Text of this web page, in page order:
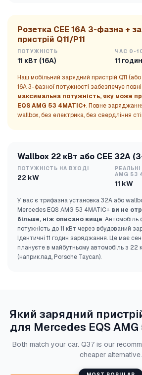
Розетка CEE 16A 3-фазна +
пристрій Q11/P11
ПОТУЖНІСТЬ
11 кВт (16А)
ЧАС 0-
11 годин
Наш мобільний зарядний пристрій Q11 (або
16A 3-фазної потужності забезпечує повні
максимальна потужність, яку може
EQS AMG 53 4MATIC+. Повне
wallbox, без електрика, без свердління
Wallbox 22 кВт або CEE 32A
ПОТУЖНІСТЬ НА ВХОДІ
22 kW
РЕАЛЬНІ
AMG 53
11 kW
У вас є трифазна установка 32A або
Mercedes EQS AMG 53 4MATIC+ ви не
більше, ніж описано вище. Автомобіль
потужність до 11 кВт через вбудований
Ідентичні 11 годин заряджання. Це має
плануєте в майбутньому автомобіль з 22
(наприклад, Porsche Taycan).
Який зарядний
для Mercedes EQS
Both match your car. Q37 is our
cheaper alternative.